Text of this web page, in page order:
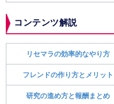
コンテンツ解説
リセマラの効率的なやり方
フレンドの作り方とメリット
研究の進め方と報酬まとめ